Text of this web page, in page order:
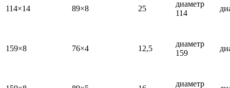
114×14 89×8 25
диаметр
114
159×8 76×4 12,5
диаметр
159
диаметр